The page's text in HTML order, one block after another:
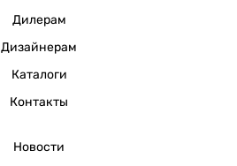
Дилерам
Дизайнерам
Каталоги
Контакты
Новости